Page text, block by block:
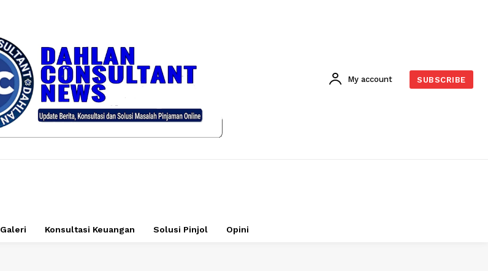
My account SUBSCRIBE
Galeri Konsultasi Keuangan Solusi Pinjol Opini